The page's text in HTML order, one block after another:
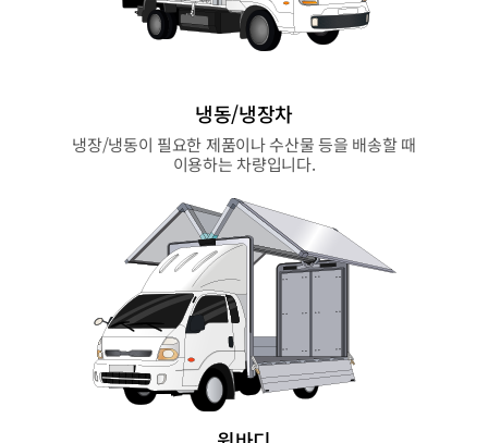
냉동/냉장차
냉장/냉동이 필요한 제품이나 수산물 등을 배송할 때
이용하는 차량입니다.